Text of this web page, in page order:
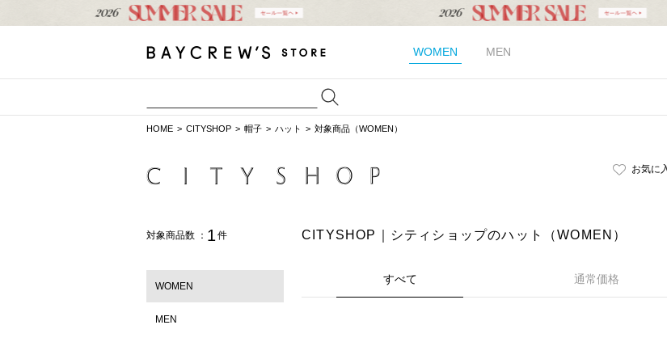
WOMEN MEN
HOME CITYSHOP 帽子 ハット 対象商品（WOMEN）
お気に
対象商品数 ： 1 件
WOMEN
MEN
CITYSHOP｜シティショップのハット（WOMEN）
すべて 通常価格